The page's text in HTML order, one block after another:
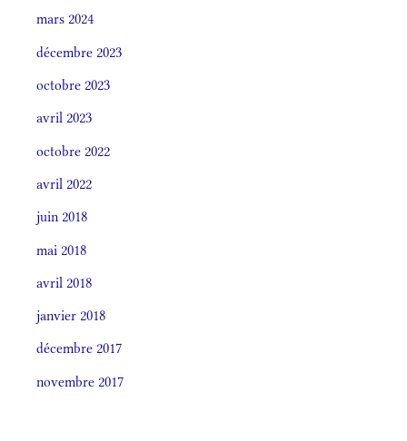
mars 2024
décembre 2023
octobre 2023
avril 2023
octobre 2022
avril 2022
juin 2018
mai 2018
avril 2018
janvier 2018
décembre 2017
novembre 2017